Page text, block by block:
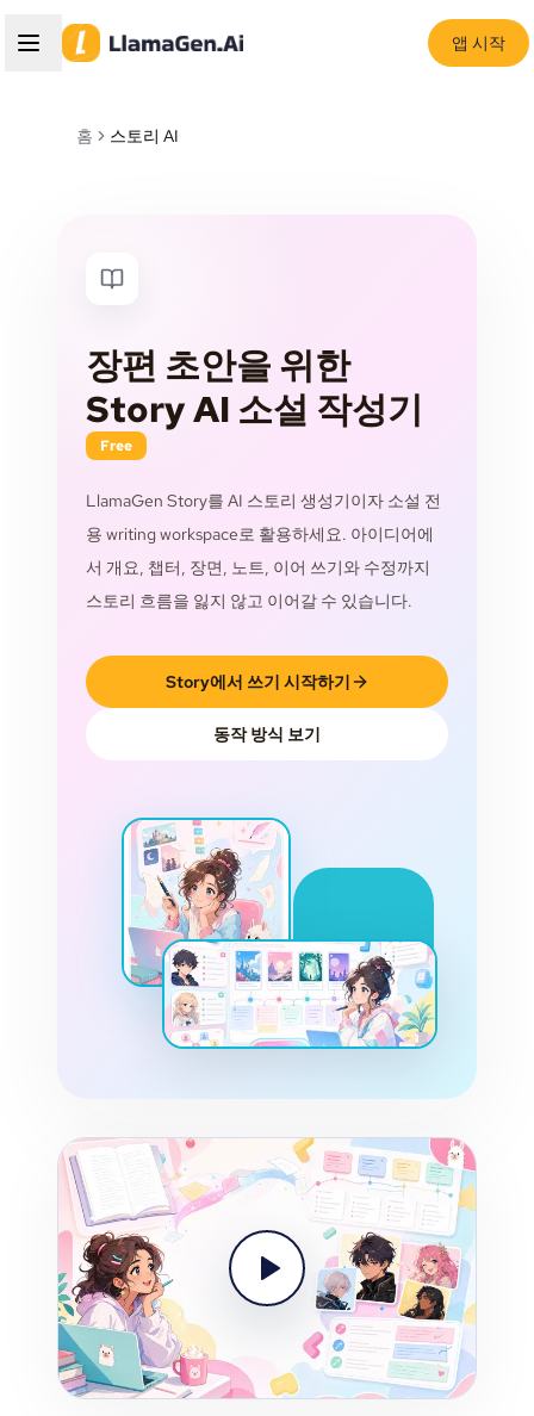
앱 시작
홈 스토리 AI
장편 초안을 위한
Story AI 소설 작성기
Free
LlamaGen Story를 AI 스토리 생성기이자 소설 전
용 writing workspace로 활용하세요. 아이디어에
서 개요, 챕터, 장면, 노트, 이어 쓰기와 수정까지
스토리 흐름을 잃지 않고 이어갈 수 있습니다.
Story에서 쓰기 시작하기
동작 방식 보기